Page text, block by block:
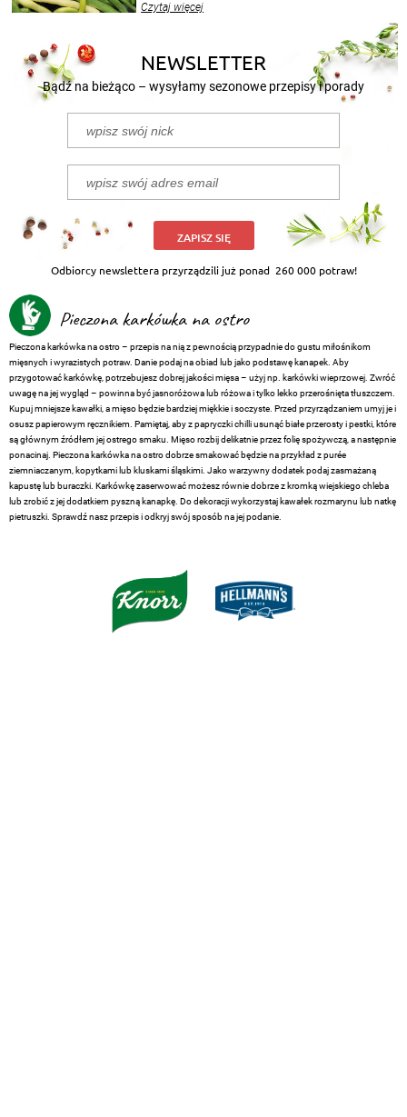
nasze propozycje!
Czytaj więcej
NEWSLETTER
Bądź na bieżąco – wysyłamy sezonowe przepisy i porady
ZAPISZ SIĘ
Odbiorcy newslettera przyrządzili już ponad 260 000 potraw!
Pieczona karkówka na ostro
Pieczona karkówka na ostro – przepis na nią z pewnością przypadnie do gustu miłośnikom
mięsnych i wyrazistych potraw. Danie podaj na obiad lub jako podstawę kanapek. Aby
przygotować karkówkę, potrzebujesz dobrej jakości mięsa – użyj np. karkówki wieprzowej. Zwróć
uwagę na jej wygląd – powinna być jasnoróżowa lub różowa i tylko lekko przerośnięta tłuszczem.
Kupuj mniejsze kawałki, a mięso będzie bardziej miękkie i soczyste. Przed przyrządzaniem umyj je i
osusz papierowym ręcznikiem. Pamiętaj, aby z papryczki chilli usunąć białe przerosty i pestki, które
są głównym źródłem jej ostrego smaku. Mięso rozbij delikatnie przez folię spożywczą, a następnie
ponacinaj. Pieczona karkówka na ostro dobrze smakować będzie na przykład z purée
ziemniaczanym, kopytkami lub kluskami śląskimi. Jako warzywny dodatek podaj zasmażaną
kapustę lub buraczki. Karkówkę zaserwować możesz równie dobrze z kromką wiejskiego chleba
lub zrobić z jej dodatkiem pyszną kanapkę. Do dekoracji wykorzystaj kawałek rozmarynu lub natkę
pietruszki. Sprawdź nasz przepis i odkryj swój sposób na jej podanie.